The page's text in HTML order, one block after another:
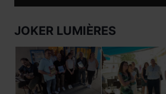
JOKER LUMIÈRES